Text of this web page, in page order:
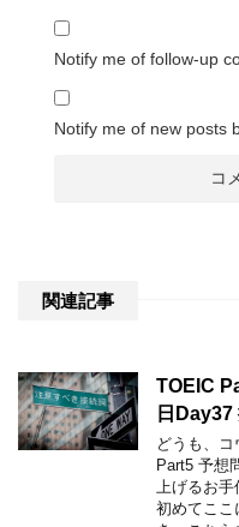
Notify me of follow-up
Notify me of new posts
関連記事
TOEIC
日Day37
どうも、
Part5 予想
上げるお
初めてここ